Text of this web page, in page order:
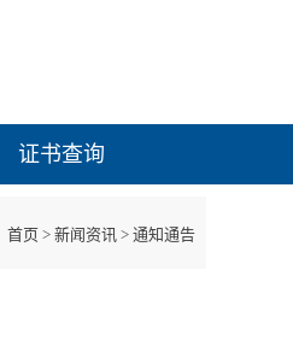
证书查询
首页 > 新闻资讯 > 通知通告